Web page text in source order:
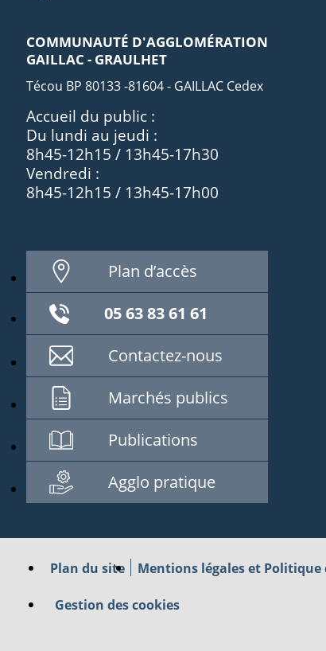
COMMUNAUTÉ D'AGGLOMÉRATION
GAILLAC - GRAULHET
Técou BP 80133 -81604 - GAILLAC Cedex
Accueil du public :
Du lundi au jeudi :
8h45-12h15 / 13h45-17h30
Vendredi :
8h45-12h15 / 13h45-17h00
Plan d’accès
05 63 83 61 61
Contactez-nous
Marchés publics
Publications
Agglo pratique
Plan du site Mentions légales et
Gestion des cookies